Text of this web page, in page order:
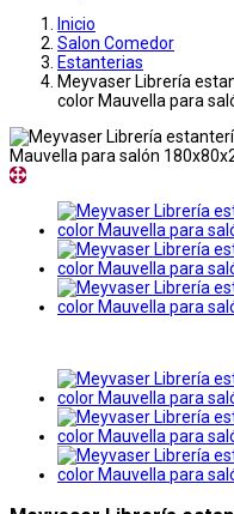
Inicio
Salon Comedor
Estanterias
Meyvaser Librería
color Mauvella para